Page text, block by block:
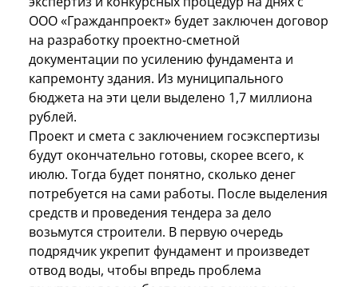
ООО «Гражданпроект» будет заключен договор
на разработку проектно-сметной
документации по усилению фундамента и
капремонту здания. Из муниципального
бюджета на эти цели выделено 1,7 миллиона
рублей.
Проект и смета с заключением госэкспертизы
будут окончательно готовы, скорее всего, к
июлю. Тогда будет понятно, сколько денег
потребуется на сами работы. После выделения
средств и проведения тендера за дело
возьмутся строители. В первую очередь
подрядчик укрепит фундамент и произведет
отвод воды, чтобы впредь проблема